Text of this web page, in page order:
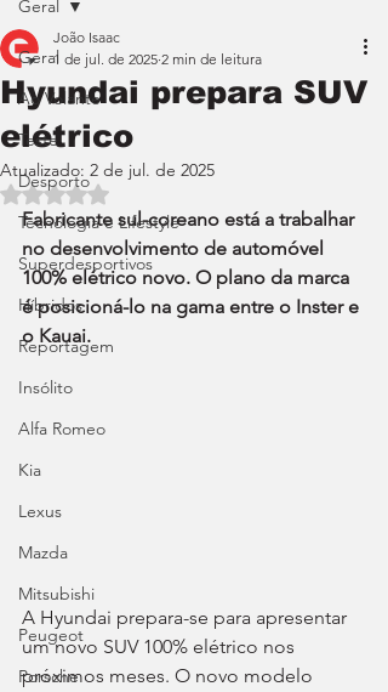
Geral
Ao Volante
Teste
Desporto
Tecnologia e Lifestyle
Superdesportivos
Híbridos
Reportagem
Insólito
Alfa Romeo
Kia
Lexus
Mazda
Mitsubishi
Peugeot
Porsche
Geral
Hyundai prepara SUV
elétrico
João Isaac
1 de jul. de 2025 2 min de leitura
Atualizado: 2 de jul. de 2025
Avaliado com NaN de 5 estrelas.
Fabricante sul-coreano está a trabalhar
no desenvolvimento de automóvel
100% elétrico novo. O plano da marca
é posicioná-lo na gama entre o Inster e
o Kauai.
A Hyundai prepara-se para apresentar
um novo SUV 100% elétrico nos
próximos meses. O novo modelo